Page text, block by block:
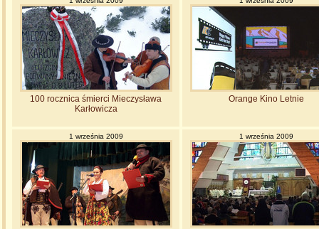
100 rocznica śmierci Mieczysława
Karłowicza
Orange Kino Letnie
1 września 2009 1 września 2009